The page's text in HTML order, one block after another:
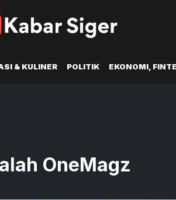
& KULINER POLITIK EKONOMI,
OneMagz